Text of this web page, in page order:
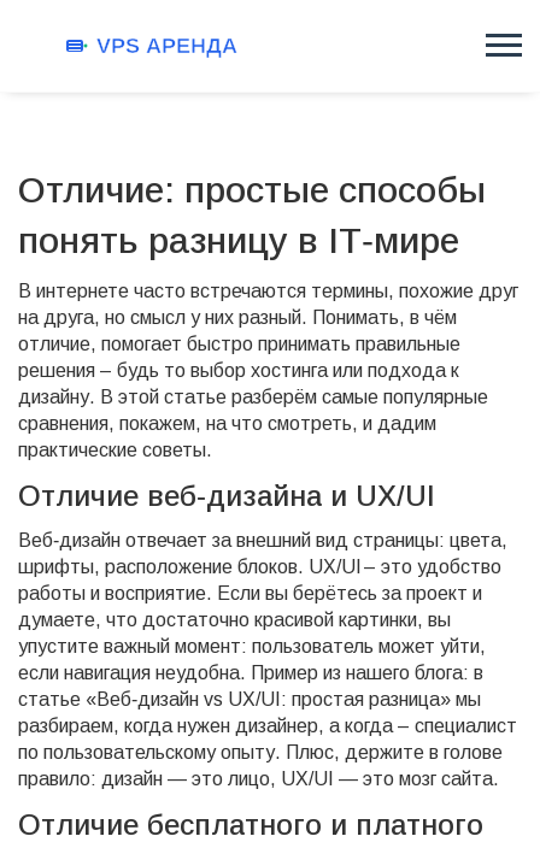
Отличие: простые способы
понять разницу в IT‑мире
В интернете часто встречаются термины, похожие друг
на друга, но смысл у них разный. Понимать, в чём
отличие, помогает быстро принимать правильные
решения – будь то выбор хостинга или подхода к
дизайну. В этой статье разберём самые популярные
сравнения, покажем, на что смотреть, и дадим
практические советы.
Отличие веб‑дизайна и UX/UI
Веб‑дизайн отвечает за внешний вид страницы: цвета,
шрифты, расположение блоков. UX/UI – это удобство
работы и восприятие. Если вы берётесь за проект и
думаете, что достаточно красивой картинки, вы
упустите важный момент: пользователь может уйти,
если навигация неудобна. Пример из нашего блога: в
статье «Веб‑дизайн vs UX/UI: простая разница» мы
разбираем, когда нужен дизайнер, а когда – специалист
по пользовательскому опыту. Плюс, держите в голове
правило: дизайн — это лицо, UX/UI — это мозг сайта.
Отличие бесплатного и платного